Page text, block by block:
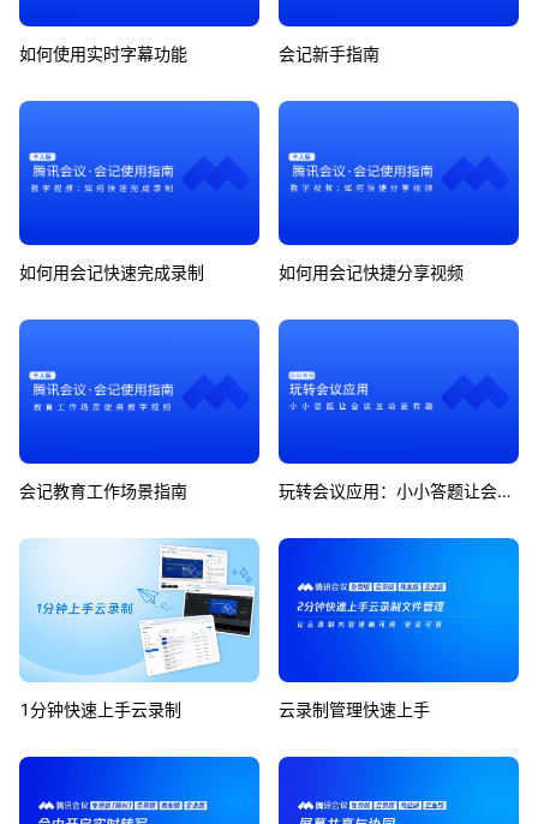
如何使用实时字幕功能 会记新手指南
如何用会记快速完成录制 如何用会记快捷分享视频
会记教育工作场景指南 玩转会议应用：小小答题让会议互动更有趣
1分钟快速上手云录制 云录制管理快速上手